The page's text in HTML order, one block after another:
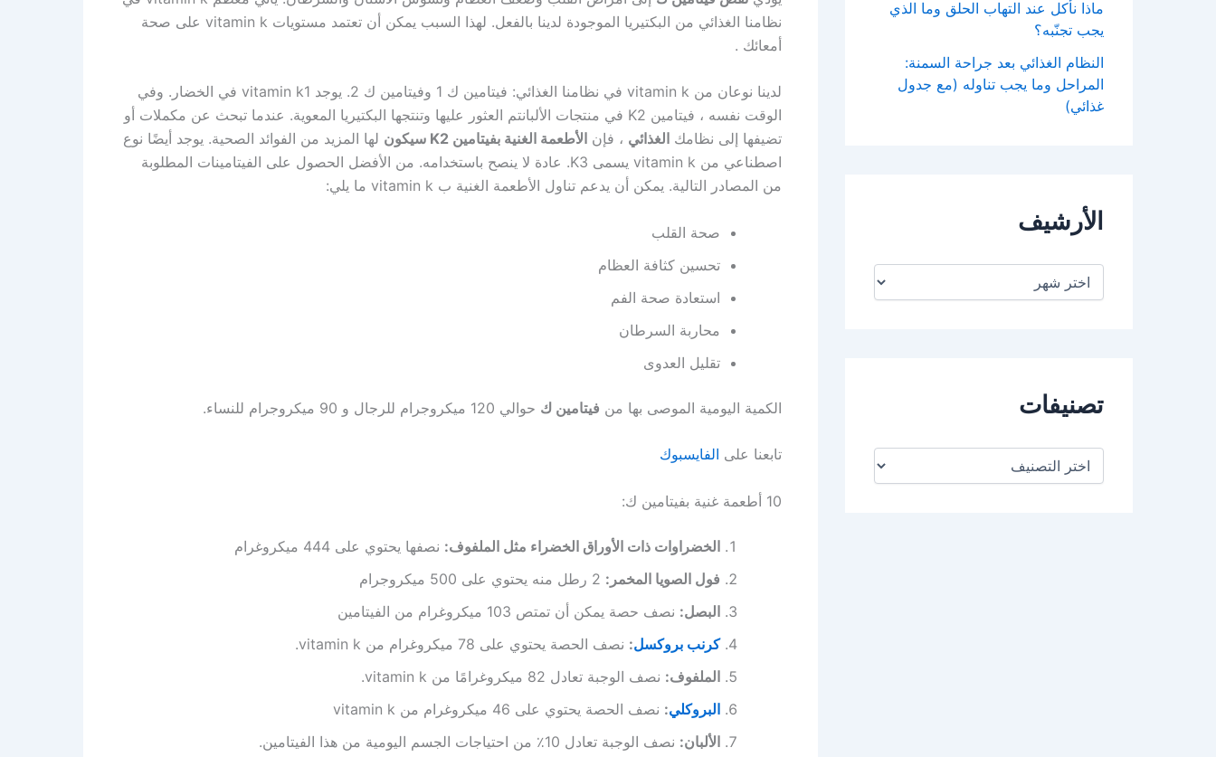
ماذا نأكل عند التهاب الحلق وما الذي
يجب تجنّبه؟
النظام الغذائي بعد جراحة السمنة:
المراحل وما يجب تناوله (مع جدول
غذائي)
الأرشيف
تصنيفات
نظامنا الغذائي من البكتيريا الموجودة لدينا بالفعل. لهذا السبب يمكن أن تعتمد مستويات vitamin k على صحة
أمعائك .
لدينا نوعان من vitamin k في نظامنا الغذائي: فيتامين ك 1 وفيتامين ك 2. يوجد vitamin k1 في الخضار. وفي
الوقت نفسه ، فيتامين K2 في منتجات الألبانتم العثور عليها وتنتجها البكتيريا المعوية. عندما تبحث عن مكملات أو
تضيفها إلى نظامك الغذائي ، فإن الأطعمة الغنية بفيتامين K2 سيكون
لها المزيد من الفوائد الصحية. يوجد أيضًا نوع
اصطناعي من vitamin k يسمى K3. عادة لا ينصح باستخدامه. من الأفضل الحصول على الفيتامينات المطلوبة
من المصادر التالية. يمكن أن يدعم تناول الأطعمة الغنية ب vitamin k ما يلي:
صحة القلب
تحسين كثافة العظام
استعادة صحة الفم
محاربة السرطان
تقليل العدوى
الكمية اليومية الموصى بها من فيتامين ك حوالي 120 ميكروجرام للرجال و 90 ميكروجرام للنساء.
تابعنا على الفايسبوك
10 أطعمة غنية بفيتامين ك:
الخضراوات ذات الأوراق الخضراء مثل الملفوف: نصفها يحتوي على 444 ميكروغرام
فول الصويا المخمر:
البصل: نصف حصة يمكن أن تمتص 103 ميكروغرام من الفيتامين
كرنب بروكسل: نصف الحصة يحتوي على 78 ميكروغرام من vitamin k.
الملفوف: نصف الوجبة تعادل 82 ميكروغرامًا من vitamin k.
البروكلي: نصف الحصة يحتوي على 46 ميكروغرام من vitamin k
الألبان: نصف الوجبة تعادل 10٪ من احتياجات الجسم اليومية من هذا الفيتامين.